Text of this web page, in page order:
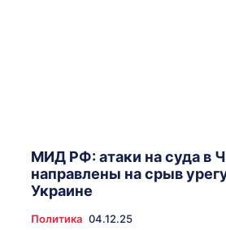
МИД РФ: атаки на суда в
направлены на срыв
Украине
Политика 04.12.25